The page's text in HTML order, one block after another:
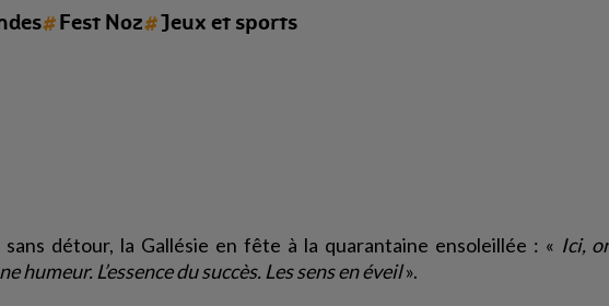
dentelle
#Fest Noz#Jeux et sports
détour, la Gallésie en fête à la quarantaine ensoleillée : « Ici,
humeur. L’essence du succès. Les sens en éveil».